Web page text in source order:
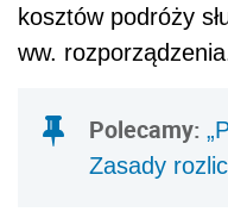
kosztów podróży
ww.
Polecamy:
Zasady